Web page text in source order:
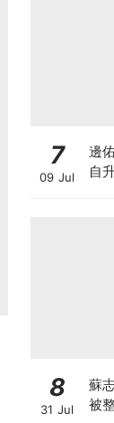
7
09 Jul
邊
自
8
31 Jul
蘇
被